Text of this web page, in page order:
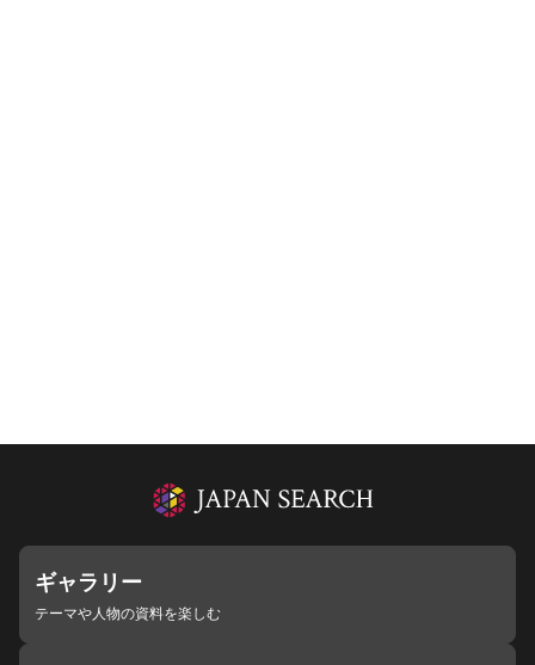
ギャラリー
テーマや人物の資料を楽しむ